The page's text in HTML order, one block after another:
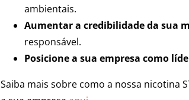
ambientais.
Aumentar a credibilidade da sua
responsável.
Posicione a sua empresa como
Saiba mais sobre como a nossa nicotina